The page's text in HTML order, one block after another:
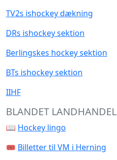
TV2s ishockey dækning
DRs ishockey sektion
Berlingskes hockey sektion
BTs ishockey sektion
IIHF
BLANDET LANDHANDEL
📖 Hockey lingo
🎟️ Billetter til VM i Herning